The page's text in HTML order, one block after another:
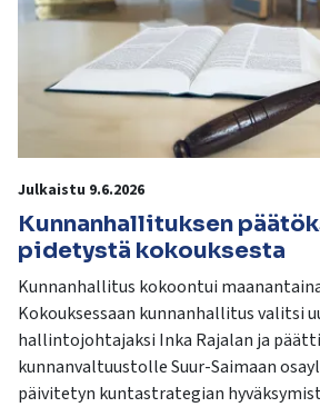
Julkaistu 9.6.2026
Kunnanhallituksen
pidetystä kokouksesta
Kunnanhallitus kokoontui
Kokouksessaan kunnanhallitus valitsi
hallintojohtajaksi Inka Rajalan ja
kunnanvaltuustolle Suur-Saimaan
päivitetyn kuntastrategian